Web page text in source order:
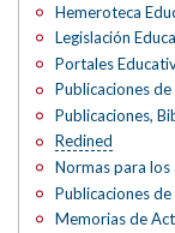
Hemeroteca
Legislación
Portales
Publicaciones de
Publicaciones,
Redined
Normas para los
Publicaciones de
Memorias de